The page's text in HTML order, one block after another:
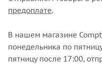
предоплате.
В нашем магазине
понедельника по
пятницу после 17:00,